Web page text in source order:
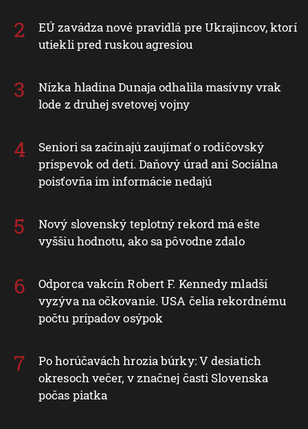
EÚ zavádza nové pravidlá pre Ukrajincov, ktorí
utiekli pred ruskou agresiou
Nízka hladina Dunaja odhalila masívny vrak
lode z druhej svetovej vojny
Seniori sa začínajú zaujímať o rodičovský
príspevok od detí. Daňový úrad ani Sociálna
poisťovňa im informácie nedajú
Nový slovenský teplotný rekord má ešte
vyššiu hodnotu, ako sa pôvodne zdalo
Odporca vakcín Robert F. Kennedy mladší
vyzýva na očkovanie. USA čelia rekordnému
počtu prípadov osýpok
Po horúčavách hrozia búrky: V desiatich
okresoch večer, v značnej časti Slovenska
počas piatka